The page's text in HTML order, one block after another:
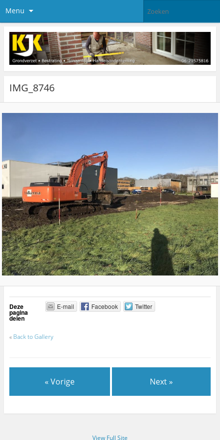
Menu
IMG_8746
Deze
pagina
delen
E-mail Facebook Twitter
« Back to Gallery
« Vorige Next »
View Full Site